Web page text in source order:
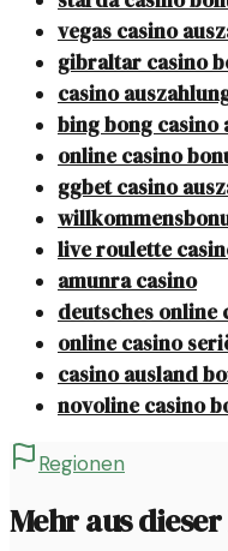
vegas casino
gibraltar casino
casino
bing bong casino
online casino
ggbet casino
live roulette
amunra casino
deutsches online
online casino
casino ausland
novoline casino
Regionen
Mehr aus